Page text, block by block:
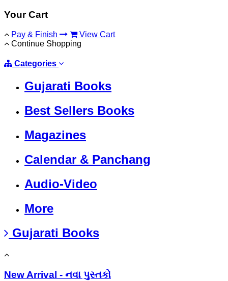
Your Cart
Pay & Finish
View Cart
Continue Shopping
Categories
Gujarati Books
Best Sellers Books
Magazines
Calendar & Panchang
Audio-Video
More
Gujarati Books
New Arrival - નવા પુસ્તકો